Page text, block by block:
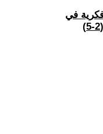
في